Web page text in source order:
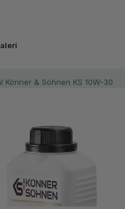
Könner & Söhnen KS 10W-30